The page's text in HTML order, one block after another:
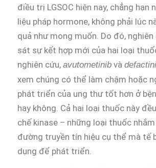
điều trị LGSOC hiện nay, chẳng hạn
liệu pháp hormone, không phải lúc
quả như mong muốn. Do đó, nghiên
sát sự kết hợp mới của hai loại
nghiên cứu, avutometinib và
xem chúng có thể làm chậm hoặc
phát triển của ung thư tốt hơn ở
hay không. Cả hai loại thuốc này
chế kinase – những loại thuốc
đường truyền tín hiệu cụ thể mà tế
dụng để phát triển.